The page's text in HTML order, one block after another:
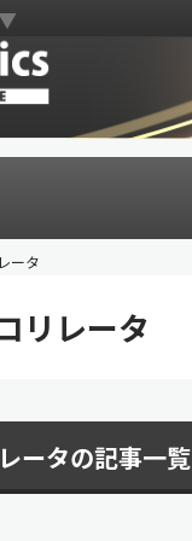
▼
ータ
リレータ
ータの記事一覧